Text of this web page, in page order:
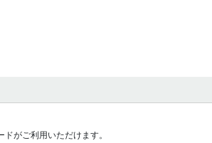
がご利用いただけます。